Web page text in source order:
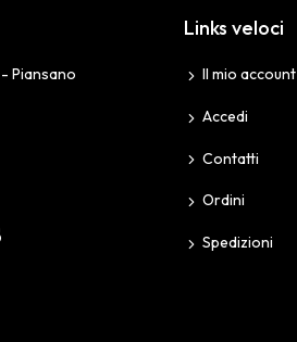
Piansano
Links veloci
Il mio account
Accedi
Contatti
Ordini
Spedizioni